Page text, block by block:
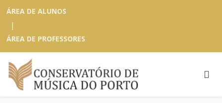
ÁREA DE ALUNOS
|
ÁREA DE PROFESSORES